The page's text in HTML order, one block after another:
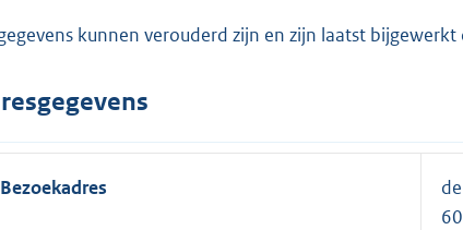
kunnen verouderd zijn en zijn laatst
Bezoekadres